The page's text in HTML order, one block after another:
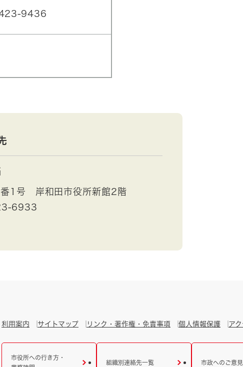
9436
番1号 岸和田市役所新館2階
6933
利用案内 サイトマップ リンク・著作権・免責事項 個人情報保護 ア
市役所への行き方・
組織別連絡先一覧 市政へのご意